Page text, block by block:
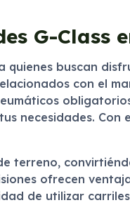
G-Class
quienes buscan
con el
necesidades. Con
terreno,
ofrecen
de utilizar